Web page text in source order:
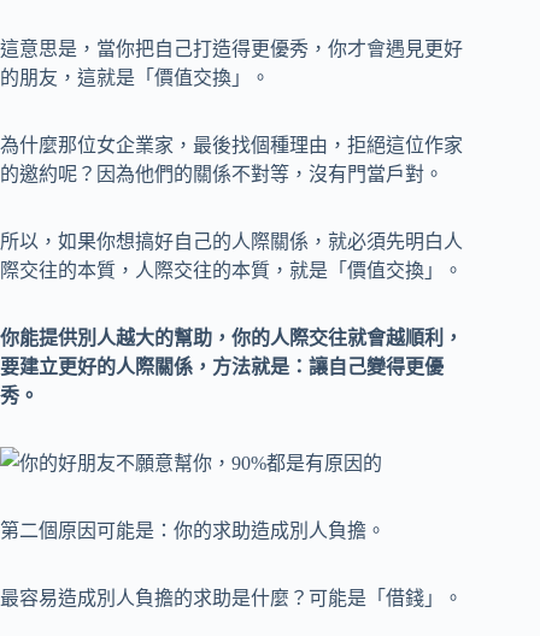
這意思是，當你把自己打造得更優秀，你才會遇見更好
的朋友，這就是「價值交換」。
為什麼那位女企業家，最後找個種理由，拒絕這位作家
的邀約呢？因為他們的關係不對等，沒有門當戶對。
所以，如果你想搞好自己的人際關係，就必須先明白人
際交往的本質，人際交往的本質，就是「價值交換」。
你能提供別人越大的幫助，你的人際交往就會越順利，
要建立更好的人際關係，方法就是：讓自己變得更優
秀。
第二個原因可能是：你的求助造成別人負擔。
最容易造成別人負擔的求助是什麼？可能是「借錢」。